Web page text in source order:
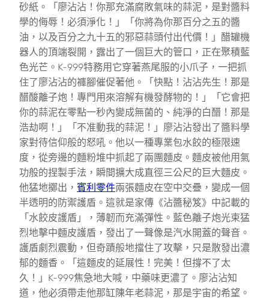
砂紙。「廖沾沾！你那充滿腐敗氣味的蒜泥，是對醬料
學的侮辱！必須淨化！」「你將為你那百分之五的醬
油，以及百分之九十五的邪惡蒜頭付出代價！」醋罐機
器人的頂端裂開，露出了一個巨大的管口，正在聚積藍
色光芒。K-999特務用它穿著燕尾服的小爪子，一把抓
住了廖沾沾的褲腳催促著他。「快點！沾沾先生！那是
醋酸離子炮！專門用來溶解有機發酵物的！」「它會把
你的蒜泥在零點一秒內變成無菌的、純淨的白醋！那是
浩劫啊！」「不准動我的蒜泥！」廖沾沾發出了醬料學
家對待信仰般的怒吼。他以一種專業包水餃的極限速
度，從旁邊的麵粉堆中抓起了兩團麵皮。麵皮被他用氣
功般的捏製手法，瞬間擴大成直徑三公尺的巨大麵皮。
他猛地擲出， 賓利零件兩張麵皮在空中交疊，變成一個
半透明的防禦護盾。這就是家傳《沾醬秘笈》中記載的
「水餃皮護盾」，薄韌而充滿彈性。藍色離子炮光束猛
烈地擊中麵皮護盾，發出了一聲像是汽水開蓋的聲音。
護盾劇烈震動，但奇蹟般地擋住了攻擊，只是散發出濃
郁的麵香。「這麵皮的延展性！完美！但撐不了太
久！」K-999焦急地大喊，中藥味更濃了。廖沾沾知
道，他必須帶走他那缸陳年老蒜泥，那是宇宙的希望。